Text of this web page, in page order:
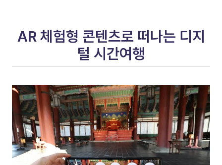
AR 체험형 콘텐츠로 떠나는 디지
털 시간여행